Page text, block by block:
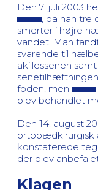
Den 7. juli 2003
, da han
smerter i højre
vandet. Man
svarende til
akillessenen
foden, men
blev behandlet
Den 14. august
ortopædkirurgisk
konstaterede
der blev
Klagen